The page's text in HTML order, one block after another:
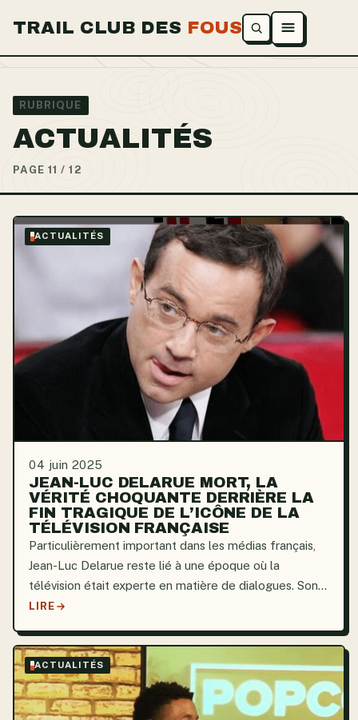
TRAIL CLUB DES FOUS Ouvrir le menu
RUBRIQUE
ACTUALITÉS
PAGE 11 / 12
ACTUALITÉS
04 juin 2025
JEAN-LUC DELARUE MORT, LA
VÉRITÉ CHOQUANTE DERRIÈRE LA
FIN TRAGIQUE DE L’ICÔNE DE LA
TÉLÉVISION FRANÇAISE
Particulièrement important dans les médias français,
Jean-Luc Delarue reste lié à une époque où la
télévision était experte en matière de dialogues. Son
visage familier était quotidiennement à l’écran,
sensibilité...
LIRE
ACTUALITÉS